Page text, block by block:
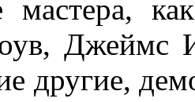
мастера,
Джеймс
другие,